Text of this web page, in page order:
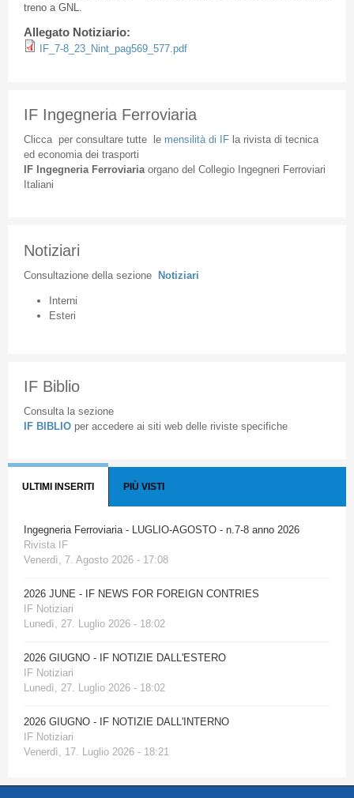
treno a GNL.
Allegato Notiziario:
IF_7-8_23_Nint_pag569_577.pdf
IF Ingegneria Ferroviaria
Cliccaper consultare tuttele mensilità di IFla rivista di tecnica
ed economia dei trasporti
IF Ingegneria Ferroviaria organodel Collegio Ingegneri Ferroviari
Italiani
Notiziari
Consultazione della sezione Notiziari
Interni
Esteri
IF Biblio
Consulta la sezione
IF BIBLIO per accedere ai siti web delle riviste specifiche
ULTIMI INSERITI PIÙ VISTI
Ingegneria Ferroviaria - LUGLIO-AGOSTO - n.7-8 anno 2026
Rivista IF
Venerdì, 7. Agosto 2026 - 17:08
2026 JUNE - IF NEWS FOR FOREIGN CONTRIES
IF Notiziari
Lunedì, 27. Luglio 2026 - 18:02
2026 GIUGNO - IF NOTIZIE DALL'ESTERO
IF Notiziari
Lunedì, 27. Luglio 2026 - 18:02
2026 GIUGNO - IF NOTIZIE DALL'INTERNO
IF Notiziari
Venerdì, 17. Luglio 2026 - 18:21